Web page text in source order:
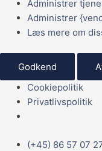
Administrer
Administrer
Læs mere om
Godkend
Cookiepolitik
Privatlivspolitik
(+45) 86 57 07
MainECO